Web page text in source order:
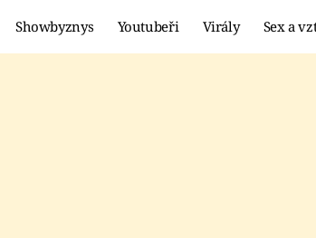
Showbyznys Youtubeři Virály Sex a